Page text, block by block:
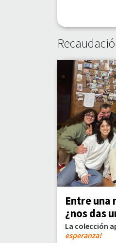
Entre una
¿nos das
La colección
esperanza!